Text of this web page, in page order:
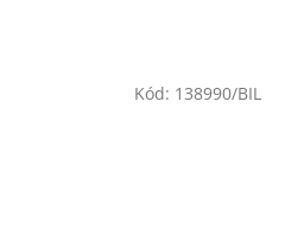
Kód: 138990/BIL